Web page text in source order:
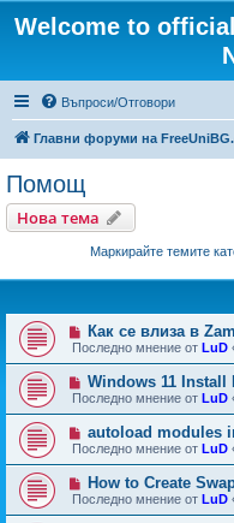
Welcome to
Въпроси/Отговори
Главни форуми на
Помощ
Нова тема
Маркирайте темите
Как се влиза в
Последно мнение от LuD
Windows 11 Install
Последно мнение от LuD
autoload modules
Последно мнение от LuD
How to Create
Последно мнение от LuD